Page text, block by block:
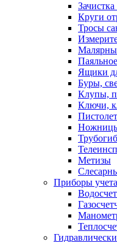
Круги
Тросы
Ящики
Буры,
Клупы,
Ключи,
Метизы
Приборы учета